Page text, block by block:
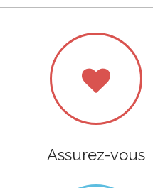
Assurez-vous